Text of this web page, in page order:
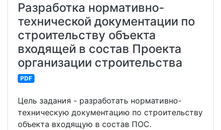
Разработка нормативно-
технической документации по
строительству объекта
входящей в состав Проекта
организации строительства
PDF
Цель задания - разработать нормативно-
техническую документацию по строительству
объекта входящую в состав ПОС.